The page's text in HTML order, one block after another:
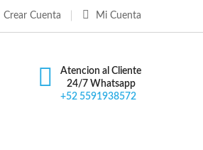
Mi Cuenta
Crear Cuenta
Atencion al Cliente
24/7 Whatsapp
+52 5591938572